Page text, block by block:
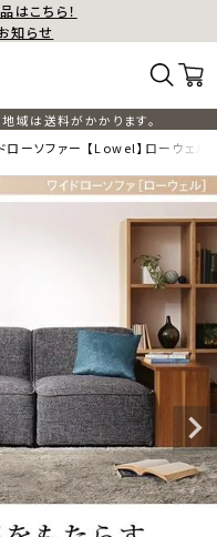
はこちら！
知らせ
域は送料がかかります。
ローソファー 【Lowel】ローウェ